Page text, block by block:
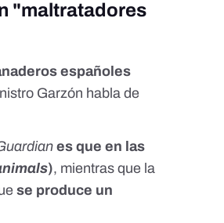
"maltratadores
españoles
Garzón habla de
es que en las
), mientras que la
se produce un